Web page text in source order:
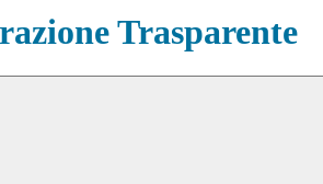
Trasparente